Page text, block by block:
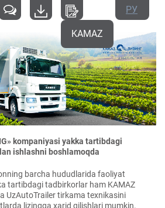
KAMAZ
РУ
kompaniyasi yakka tartibdagi
ishlashni boshlamoqda
barcha hududlarida faoliyat
tartibdagi tadbirkorlar ham KAMAZ
UzAutoTrailer tirkama texnikasini
lizingga xarid qilishlari mumkin.